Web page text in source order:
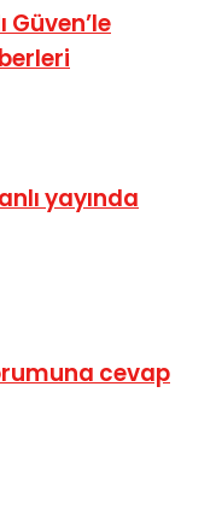
Güven’le
yayında
cevap